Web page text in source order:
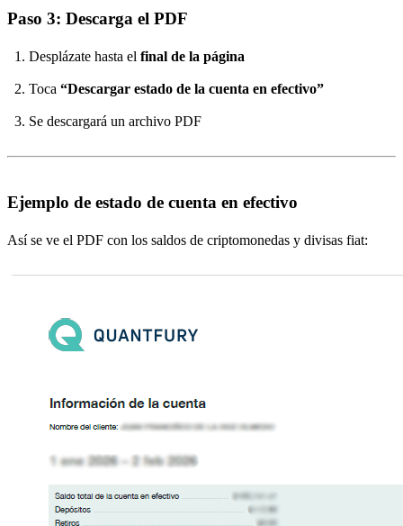
Paso 3: Descarga el PDF
Desplázate hasta el final de la página
Toca “Descargar estado de la cuenta en efectivo”
Se descargará un archivo PDF
Ejemplo de estado de cuenta en efectivo
Así se ve el PDF con los saldos de criptomonedas y divisas fiat: